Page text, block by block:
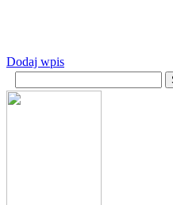
Dodaj wpis